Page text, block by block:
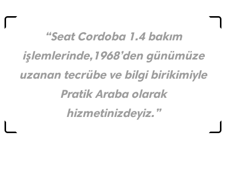
“Seat Cordoba 1.4 bakım
işlemlerinde,1968’den günümüze
uzanan tecrübe ve bilgi birikimiyle
Pratik Araba olarak
hizmetinizdeyiz.”